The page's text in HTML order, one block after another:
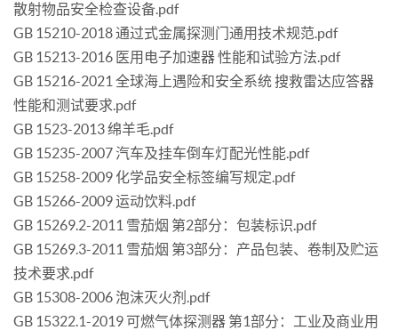
散射物品安全检查设备.pdf
GB 15210-2018 通过式金属探测门通用技术规范.pdf
GB 15213-2016 医用电子加速器 性能和试验方法.pdf
GB 15216-2021 全球海上遇险和安全系统 搜救雷达应答器
性能和测试要求.pdf
GB 1523-2013 绵羊毛.pdf
GB 15235-2007 汽车及挂车倒车灯配光性能.pdf
GB 15258-2009 化学品安全标签编写规定.pdf
GB 15266-2009 运动饮料.pdf
GB 15269.2-2011 雪茄烟 第2部分：包装标识.pdf
GB 15269.3-2011 雪茄烟 第3部分：产品包装、卷制及贮运
技术要求.pdf
GB 15308-2006 泡沫灭火剂.pdf
GB 15322.1-2019 可燃气体探测器 第1部分：工业及商业用